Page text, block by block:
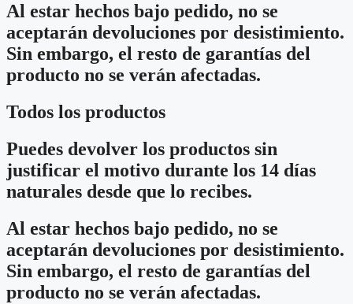
Al estar hechos bajo pedido, no se
aceptarán devoluciones por desistimiento.
Sin embargo, el resto de garantías del
producto no se verán afectadas.
Todos los productos
Puedes devolver los productos sin
justificar el motivo durante los 14 días
naturales desde que lo recibes.
Al estar hechos bajo pedido, no se
aceptarán devoluciones por desistimiento.
Sin embargo, el resto de garantías del
producto no se verán afectadas.